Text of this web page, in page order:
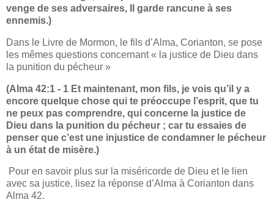
venge de ses adversaires, Il garde rancune à ses
ennemis.)
Dans le Livre de Mormon, le fils d’Alma, Corianton, se pose
les mêmes questions concernant « la justice de Dieu dans
la punition du pécheur »
(Alma 42:1 - 1 Et maintenant, mon fils, je vois qu’il y a
encore quelque chose qui te préoccupe l’esprit, que tu
ne peux pas comprendre, qui concerne la justice de
Dieu dans la punition du pécheur ; car tu essaies de
penser que c’est une injustice de condamner le pécheur
à un état de misère.)
Pour en savoir plus sur la miséricorde de Dieu et le lien
avec sa justice, lisez la réponse d’Alma à Corianton dans
Alma 42.